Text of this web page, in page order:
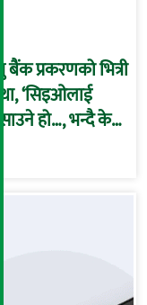
प्रभु बैंक प्रकरणको भित्री
कथा, ‘सिइओलाई
फसाउने हो…, भन्दै के